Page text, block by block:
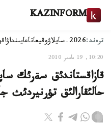
KAZINFORM
ترەند:2026-سايلاۋ وقيعاتاعايىنداۋ
10:20, 19 مامىر 2010
قازاقستاندئق سةرئك
حالئقارالئق تؤرنيردئث